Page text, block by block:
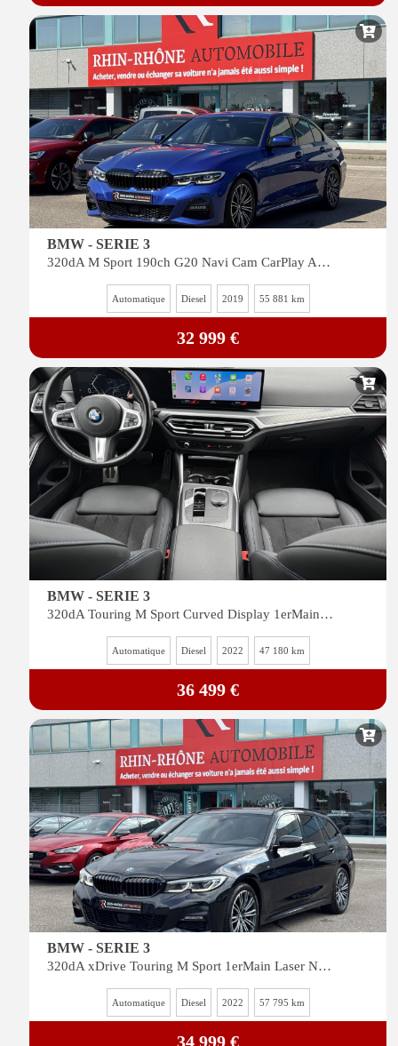
BMW - SERIE 3
320dA M Sport 190ch G20 Navi Cam CarPlay Acc Siege Chauffant
Automatique Diesel 2019 55 881 km
32 999 €
BMW - SERIE 3
320dA Touring M Sport Curved Display 1erMain Hud Gps Navi CarPlay Siege Chauffant
Automatique Diesel 2022 47 180 km
36 499 €
BMW - SERIE 3
320dA xDrive Touring M Sport 1erMain Laser Navi Cam Carplay Siege Chauffant
Automatique Diesel 2022 57 795 km
34 999 €